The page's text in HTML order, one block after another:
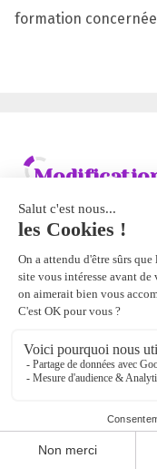
Partager
formation
Lorsque le contrat
l’OPCO, toute
La conclusion
apprenti et son